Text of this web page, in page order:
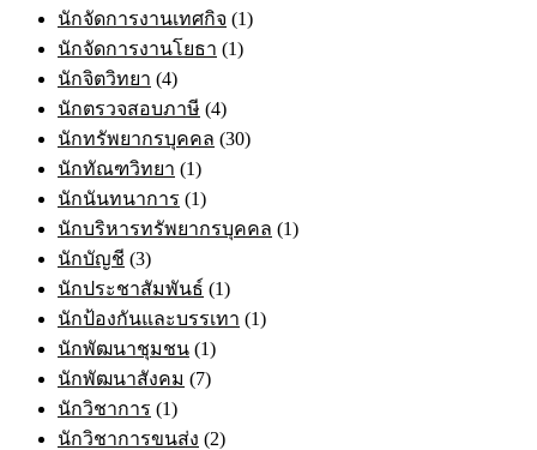
นักจัดการงานเทศกิจ (1)
นักจัดการงานโยธา (1)
นักจิตวิทยา (4)
นักตรวจสอบภาษี (4)
นักทรัพยากรบุคคล (30)
นักทัณฑวิทยา (1)
นักนันทนาการ (1)
นักบริหารทรัพยากรบุคคล (1)
นักบัญชี (3)
นักประชาสัมพันธ์ (1)
นักป้องกันและบรรเทา (1)
นักพัฒนาชุมชน (1)
นักพัฒนาสังคม (7)
นักวิชาการ (1)
นักวิชาการขนส่ง (2)